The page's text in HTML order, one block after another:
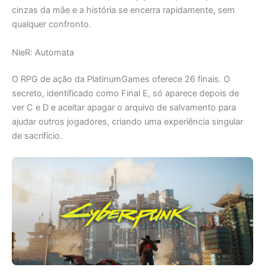
cinzas da mãe e a história se encerra rapidamente, sem
qualquer confronto.
NieR: Automata
O RPG de ação da PlatinumGames oferece 26 finais. O
secreto, identificado como Final E, só aparece depois de
ver C e D e aceitar apagar o arquivo de salvamento para
ajudar outros jogadores, criando uma experiência singular
de sacrifício.